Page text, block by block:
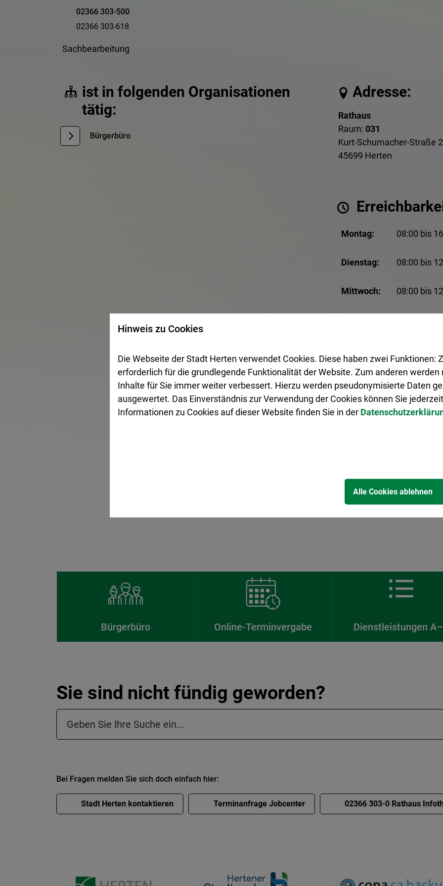
02366 303-500
02366 303-618
Sachbearbeitung
ist in folgenden Organisationen
tätig:
Bürgerbüro
Adresse:
Rathaus
Raum: 031
Kurt-Schumacher-Straße 2
45699 Herten
Montag: 08:00 bis
Dienstag: 08:00 bis
Mittwoch: 08:00 bis
Samstag: 10:00 bis
An Brückentagen
Bürgerbüro Online-Terminvergabe Dienstleistungen
Sie sind nicht fündig geworden?
Suchfeld in der Fußzeile
Bei Fragen melden Sie sich doch einfach hier:
Stadt Herten kontaktieren Terminanfrage Jobcenter 02366 303-0 Rathaus
Hinweis zu Cookies
Die Webseite der Stadt Herten verwendet Cookies. Diese haben zwei Funktionen:
erforderlich für die grundlegende Funktionalität der Website. Zum anderen
Inhalte für Sie immer weiter verbessert. Hierzu werden pseudonymisierte Daten
ausgewertet. Das Einverständnis zur Verwendung der Cookies können Sie
Informationen zu Cookies auf dieser Website finden Sie in der
Alle Cookies ablehnen